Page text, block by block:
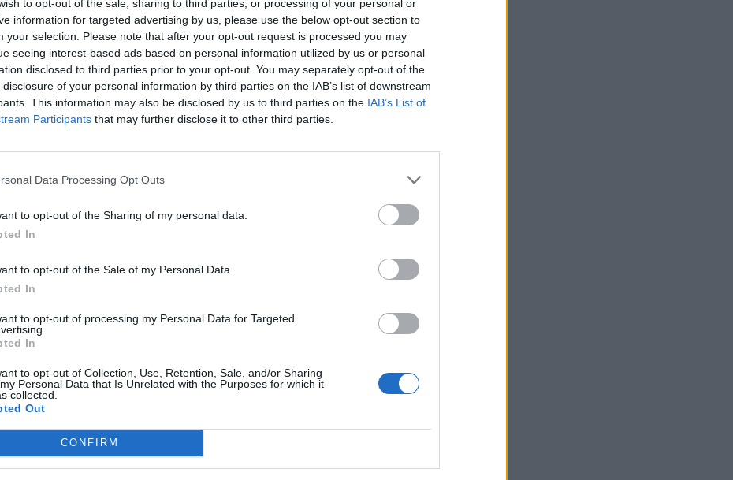
to opt-out of the sale, sharing to third parties, or processing of your personal or
information for targeted advertising by us, please use the below opt-out section to
your selection. Please note that after your opt-out request is processed you may
seeing interest-based ads based on personal information utilized by us or personal
disclosed to third parties prior to your opt-out. You may separately opt-out of the
of your personal information by third parties on the IAB’s list of downstream
This information may also be disclosed by us to third parties on the IAB’s List of
Participants that may further disclose it to other third parties.
Data Processing Opt Outs
to opt-out of the Sharing of my personal data.
In
to opt-out of the Sale of my Personal Data.
In
to opt-out of processing my Personal Data for Targeted
In
to opt-out of Collection, Use, Retention, Sale, and/or Sharing
Personal Data that Is Unrelated with the Purposes for which it
collected.
Out
CONFIRM
Fatturato per dipendente
risulta aggiudicataria di 82 appalti pubblici per un importo complessivo di
64.700 euro
5.950 euro
37.000 euro